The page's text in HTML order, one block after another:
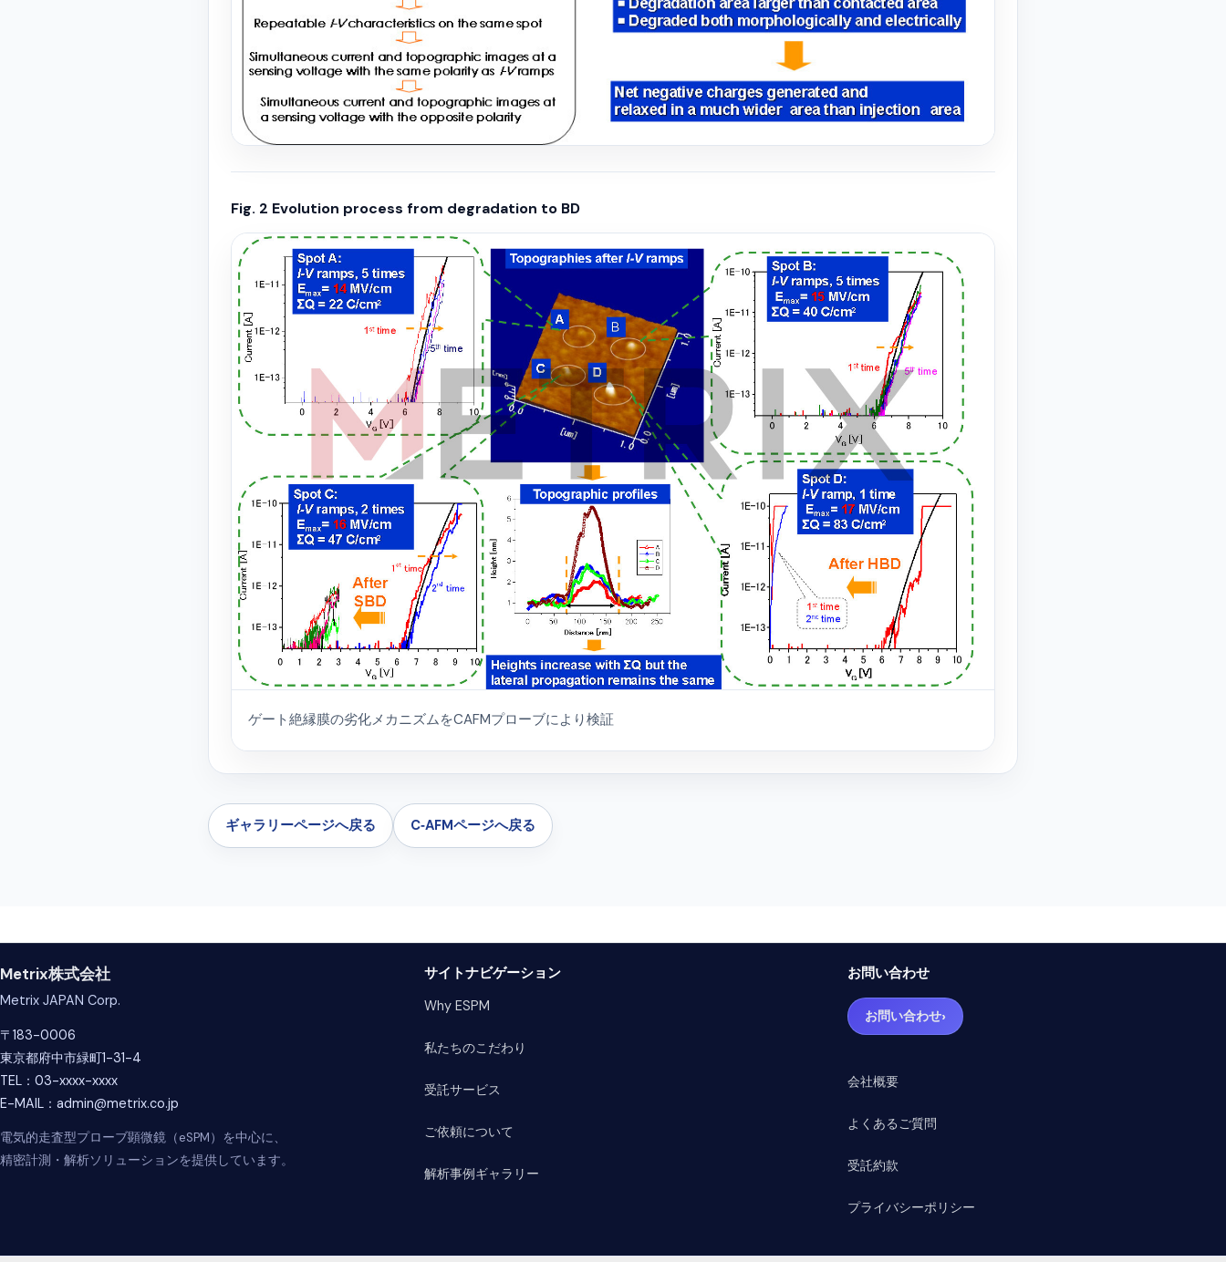
Fig. 2 Evolution process from degradation to BD
ゲート絶縁膜の劣化メカニズムをCAFMプローブにより検証
ギャラリーページへ戻る C‑AFMページへ戻る
Metrix株式会社
Metrix JAPAN Corp.
〒183-0006
東京都府中市緑町1-31-4
TEL：03-xxxx-xxxx
E-MAIL：admin@metrix.co.jp
電気的走査型プローブ顕微鏡（eSPM）を中心に、
精密計測・解析ソリューションを提供しています。
サイトナビゲーション
Why ESPM
私たちのこだわり
受託サービス
ご依頼について
解析事例ギャラリー
お問い合わせ
お問い合わせ›
会社概要
よくあるご質問
受託約款
プライバシーポリシー